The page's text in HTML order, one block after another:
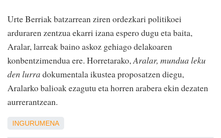
Urte Berriak batzarrean ziren ordezkari politikoei
arduraren zentzua ekarri izana espero dugu eta baita,
Aralar, larreak baino askoz gehiago delakoaren
konbentzimendua ere. Horretarako,Aralar, mundua leku
den lurra dokumentala ikustea proposatzen diegu,
Aralarko balioak ezagutu eta horren arabera ekin dezaten
aurrerantzean.
INGURUMENA